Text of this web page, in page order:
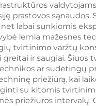
prastovos
labai sunkiomis
lemia mažesnes
tvirtinimo varžtų
greitai ir saugiai.
ar sudėtingų
priežiūrą, kai
su kitomis
priežiūros intervalų.